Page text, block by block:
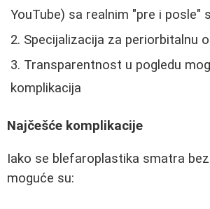
YouTube) sa realnim "pre i posle"
Specijalizacija za periorbitalnu
Transparentnost u pogledu
komplikacija
Najčešće komplikacije
Iako se blefaroplastika smatra
moguće su: